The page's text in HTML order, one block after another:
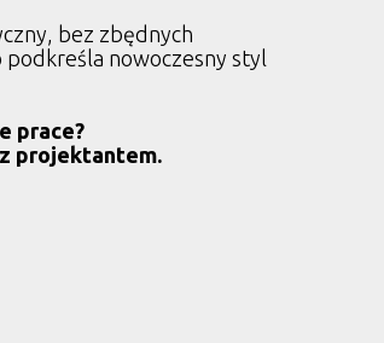
bez zbędnych
nowoczesny styl
prace?
projektantem.